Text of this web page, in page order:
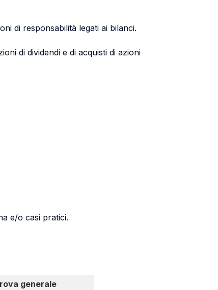
di responsabilità legati ai bilanci.
di dividendi e di acquisti di azioni
e/o casi pratici.
generale